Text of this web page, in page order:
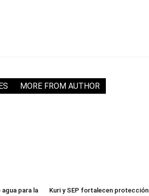
MORE FROM AUTHOR
para la
Kuri y SEP fortalecen protección